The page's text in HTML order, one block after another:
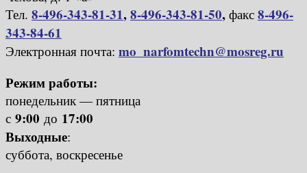
Тел. 8-496-343-81-31,8-496-343-81-50, факс 8-496-
343-84-61
Электронная почта: mo_narfomtechn@mosreg.ru
Режим работы:
понедельник — пятница
с 9:00 до 17:00
Выходные:
суббота, воскресенье